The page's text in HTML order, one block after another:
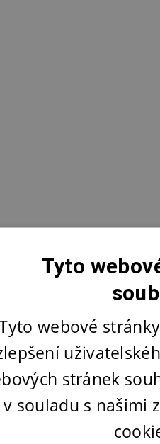
Tyto
webové
stránek
v souladu s našimi